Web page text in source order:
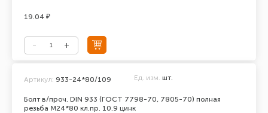
19.04 ₽
Болт в/проч. DIN 933 (ГОСТ 7798-70, 7805-70) полная
резьба М24*80 кл.пр. 10.9 цинк
Артикул: 933-24*80/109 Ед. изм. шт.